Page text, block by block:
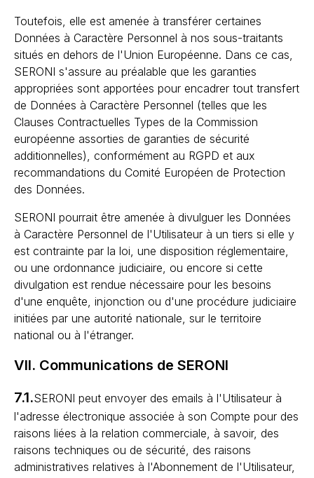
Toutefois, elle est amenée à transférer certaines
Données à Caractère Personnel à nos sous-traitants
situés en dehors de l'Union Européenne. Dans ce cas,
SERONI s'assure au préalable que les garanties
appropriées sont apportées pour encadrer tout transfert
de Données à Caractère Personnel (telles que les
Clauses Contractuelles Types de la Commission
européenne assorties de garanties de sécurité
additionnelles), conformément au RGPD et aux
recommandations du Comité Européen de Protection
des Données.
SERONI pourrait être amenée à divulguer les Données
à Caractère Personnel de l'Utilisateur à un tiers si elle y
est contrainte par la loi, une disposition réglementaire,
ou une ordonnance judiciaire, ou encore si cette
divulgation est rendue nécessaire pour les besoins
d'une enquête, injonction ou d'une procédure judiciaire
initiées par une autorité nationale, sur le territoire
national ou à l'étranger.
VII. Communications de SERONI
7.1.SERONI peut envoyer des emails à l'Utilisateur à
l'adresse électronique associée à son Compte pour des
raisons liées à la relation commerciale, à savoir, des
raisons techniques ou de sécurité, des raisons
administratives relatives à l'Abonnement de l'Utilisateur,